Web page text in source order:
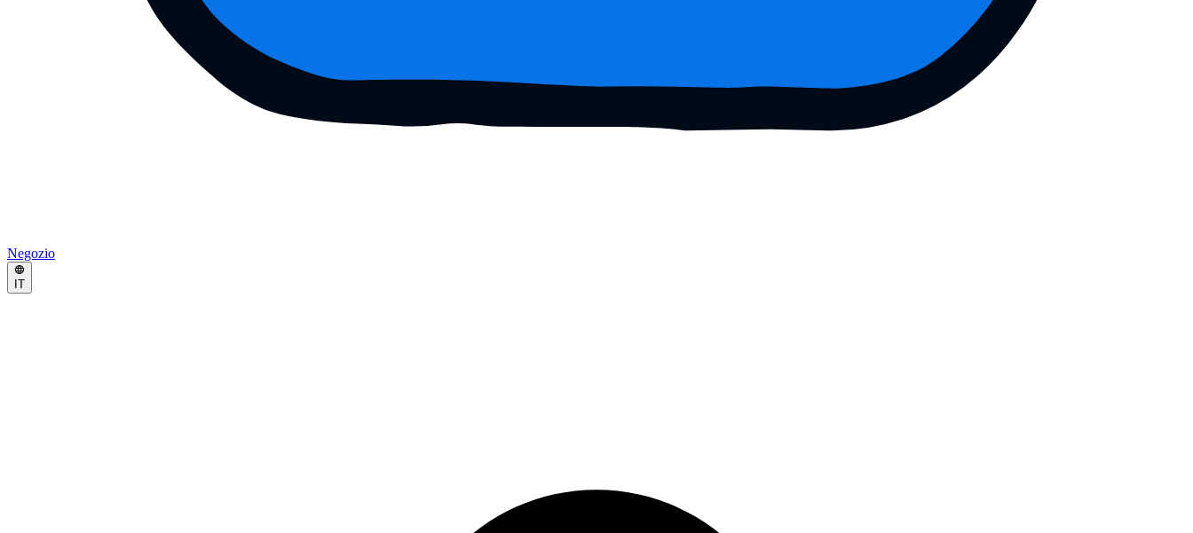
Negozio
IT